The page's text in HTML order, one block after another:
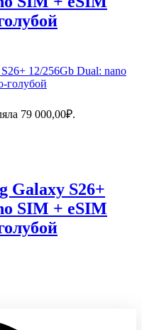
79 000,00₽.
Galaxy S26+
SIM + eSIM